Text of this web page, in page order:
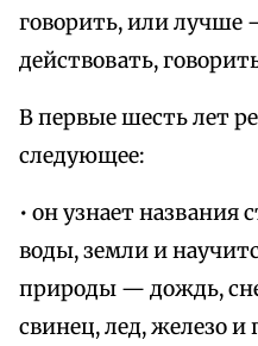
говорить, или лучше
действовать,
В первые шесть лет
следующее:
• он узнает названия
воды, земли и
природы — дождь,
свинец, лед, железо и